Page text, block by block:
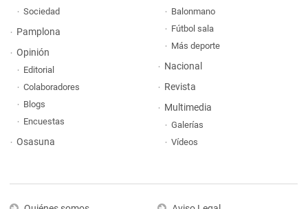
Sociedad
Pamplona
Opinión
Editorial
Colaboradores
Blogs
Encuestas
Osasuna
Balonmano
Fútbol sala
Más deporte
Nacional
Revista
Multimedia
Galerías
Vídeos